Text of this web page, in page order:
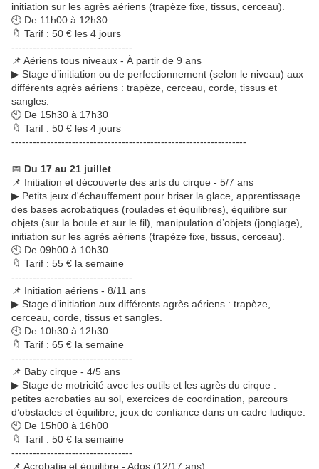
initiation sur les agrès aériens (trapèze fixe, tissus, cerceau).
🕙 De 11h00 à 12h30
🔖 Tarif : 50 € les 4 jours
----------------------------------
📌 Aériens tous niveaux - À partir de 9 ans
▶ Stage d’initiation ou de perfectionnement (selon le niveau) aux
différents agrès aériens : trapèze, cerceau, corde, tissus et
sangles.
🕙 De 15h30 à 17h30
🔖 Tarif : 50 € les 4 jours
------------------------------------------------------------------
📅 Du 17 au 21 juillet
📌 Initiation et découverte des arts du cirque - 5/7 ans
▶ Petits jeux d'échauffement pour briser la glace, apprentissage
des bases acrobatiques (roulades et équilibres), équilibre sur
objets (sur la boule et sur le fil), manipulation d’objets (jonglage),
initiation sur les agrès aériens (trapèze fixe, tissus, cerceau).
🕙 De 09h00 à 10h30
🔖 Tarif : 55 € la semaine
----------------------------------
📌 Initiation aériens - 8/11 ans
▶ Stage d’initiation aux différents agrès aériens : trapèze,
cerceau, corde, tissus et sangles.
🕙 De 10h30 à 12h30
🔖 Tarif : 65 € la semaine
----------------------------------
📌 Baby cirque - 4/5 ans
▶ Stage de motricité avec les outils et les agrès du cirque :
petites acrobaties au sol, exercices de coordination, parcours
d’obstacles et équilibre, jeux de confiance dans un cadre ludique.
🕙 De 15h00 à 16h00
🔖 Tarif : 50 € la semaine
----------------------------------
📌 Acrobatie et équilibre - Ados (12/17 ans)